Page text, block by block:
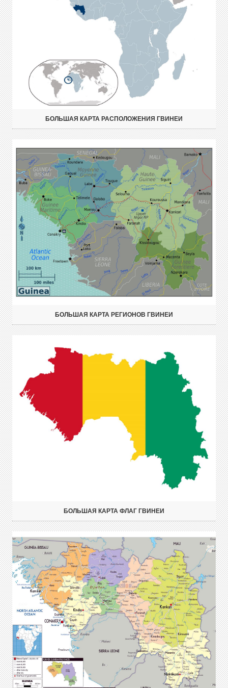
БОЛЬШАЯ КАРТА РАСПОЛОЖЕНИЯ ГВИНЕИ
БОЛЬШАЯ КАРТА РЕГИОНОВ ГВИНЕИ
БОЛЬШАЯ КАРТА ФЛАГ ГВИНЕИ